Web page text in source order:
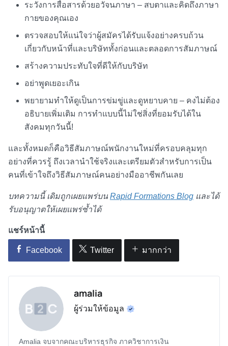
ระวังการสื่อสารด้วยอวัจนภาษา – สบตาและคิดถึงภาษา
กายของคุณเอง
ตรวจสอบให้แน่ใจว่าผู้สมัครได้รับแจ้งอย่างครบถ้วน
เกี่ยวกับหน้าที่และบริษัททั้งก่อนและตลอดการสัมภาษณ์
สร้างความประทับใจที่ดีให้กับบริษัท
อย่าพูดเยอะเกิน
พยายามทำให้ดูเป็นการข่มขู่และดูหยาบคาย – คงไม่ต้อง
อธิบายเพิ่มเติม การทำแบบนี้ไม่ใช่สิ่งที่ยอมรับได้ใน
สังคมทุกวันนี้!
และทั้งหมดก็คือวิธีสัมภาษณ์พนักงานใหม่ที่ครอบคลุมทุก
อย่างที่ควรรู้ ถึงเวลานำใช้จริงและเตรียมตัวสำหรับการเป็น
คนที่เข้าใจถึงวิธีสัมภาษณ์คนอย่างมืออาชีพกันเลย
บทความนี้ เดิมถูกเผยแพร่บน Rapid Formations Blog และได้
รับอนุญาตให้เผยแพร่ซ้ำได้
แชร์หน้านี้
Facebook Twitter มากกว่า
amalia
ผู้ร่วมให้ข้อมูล
Amalia จบจากคณะบริหารธุรกิจ ภาควิชาการเงิน